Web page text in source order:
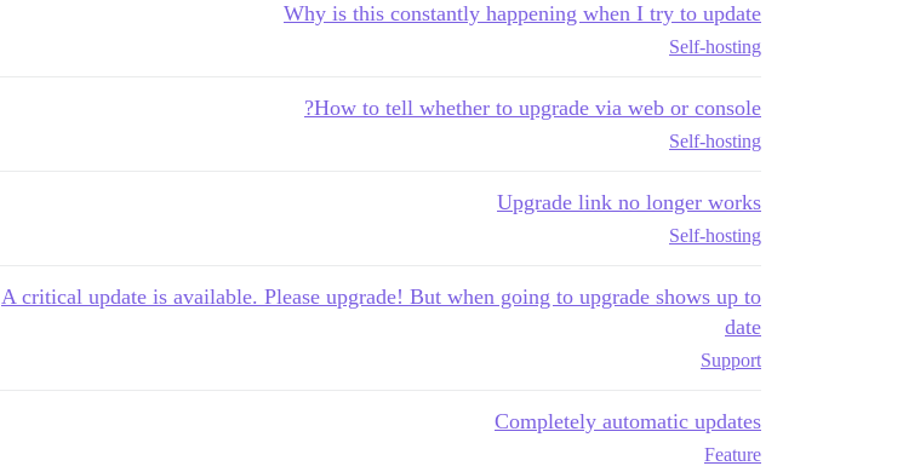
Why is this constantly happening when I try to update
Self-hosting
How to tell whether to upgrade via web or console?
Self-hosting
Upgrade link no longer works
Self-hosting
A critical update is available. Please upgrade! But when going to upgrade shows up to
date
Support
Completely automatic updates
Feature